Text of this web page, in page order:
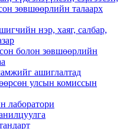
зөвшөөрлийн талаарх
нэр, хаяг, салбар,
болон зөвшөөрлийн
ашиглалтад
улсын комиссын
лаборатори